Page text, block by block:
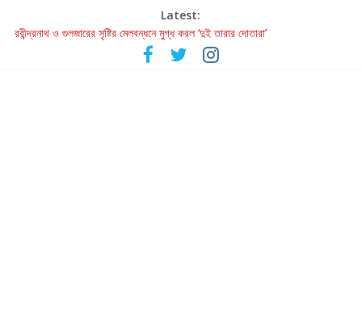
Latest:
হাওয়া বদলের টলিউডে ‘তুমি এলে তাই’
রবীন্দ্রনাথ ও গুলজারের সৃষ্টির মেলবন্ধনে মুগ্ধ করল ‘দুই তারার দোতারা’
কলের গান থেকে রীলস্ — বাঙালির গান শোনার বিবর্তনের গল্প